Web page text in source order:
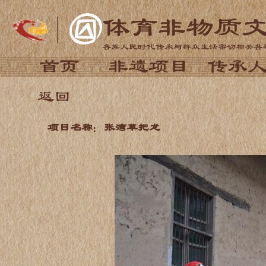
体育非物质
各族人民时代传承与群众生活密切相关
首页 非遗项目 传承
返回
项目名称：张湾草把龙